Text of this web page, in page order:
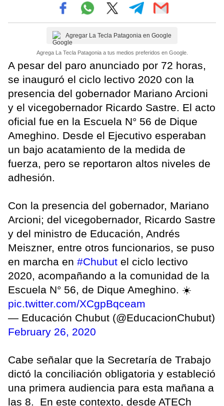
Agregar La Tecla Patagonia en Google
Agrega La Tecla Patagonia a tus medios preferidos en Google.
A pesar del paro anunciado por 72 horas,
se inauguró el ciclo lectivo 2020 con la
presencia del gobernador Mariano Arcioni
y el vicegobernador Ricardo Sastre. El acto
oficial fue en la Escuela N° 56 de Dique
Ameghino. Desde el Ejecutivo esperaban
un bajo acatamiento de la medida de
fuerza, pero se reportaron altos niveles de
adhesión.
Con la presencia del gobernador, Mariano
Arcioni; del vicegobernador, Ricardo Sastre
y del ministro de Educación, Andrés
Meiszner, entre otros funcionarios, se puso
en marcha en #Chubut el ciclo lectivo
2020, acompañando a la comunidad de la
Escuela N° 56, de Dique Ameghino. ☀️
pic.twitter.com/XCgpBqceam
— Educación Chubut (@EducacionChubut)
February 26, 2020
Cabe señalar que la Secretaría de Trabajo
dictó la conciliación obligatoria y estableció
una primera audiencia para esta mañana a
las 8. En este contexto, desde ATECh